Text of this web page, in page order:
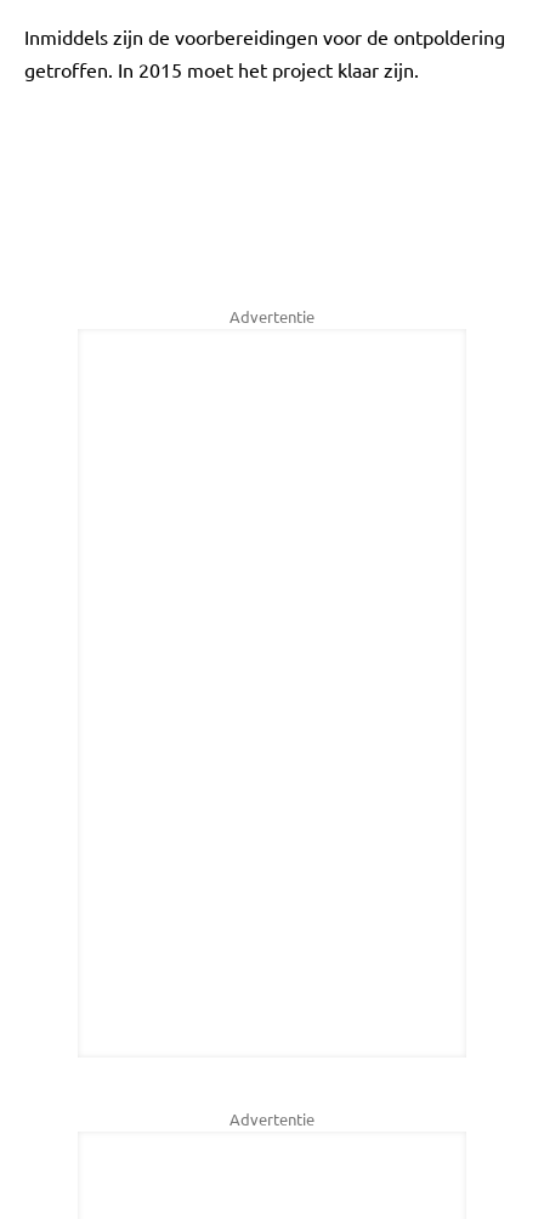
Inmiddels zijn de voorbereidingen voor de ontpoldering
getroffen. In 2015 moet het project klaar zijn.
Advertentie
Advertentie